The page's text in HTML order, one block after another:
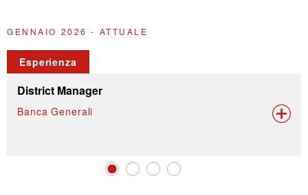
GENNAIO 2026 - ATTUALE
Esperienza
District Manager
Banca Generali